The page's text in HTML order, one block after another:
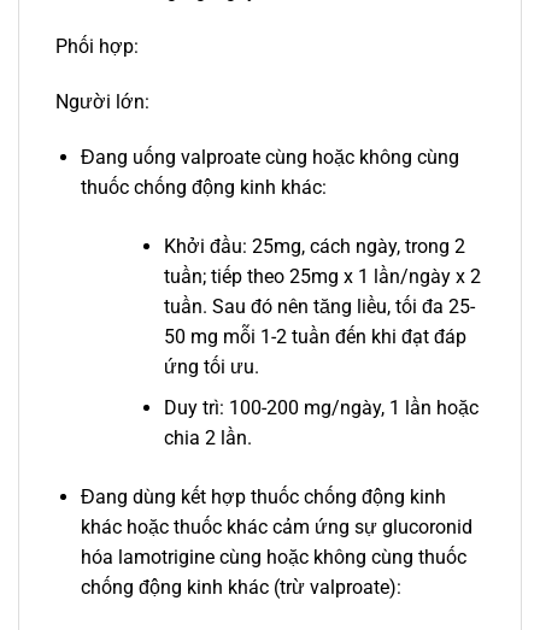
Phối hợp:
Người lớn:
Đang uống valproate cùng hoặc không cùng
thuốc chống động kinh khác:
Khởi đầu: 25mg, cách ngày, trong 2
tuần; tiếp theo 25mg x 1 lần/ngày x 2
tuần. Sau đó nên tăng liều, tối đa 25-
50 mg mỗi 1-2 tuần đến khi đạt đáp
ứng tối ưu.
Duy trì: 100-200 mg/ngày, 1 lần hoặc
chia 2 lần.
Đang dùng kết hợp thuốc chống động kinh
khác hoặc thuốc khác cảm ứng sự glucoronid
hóa lamotrigine cùng hoặc không cùng thuốc
chống động kinh khác (trừ valproate):